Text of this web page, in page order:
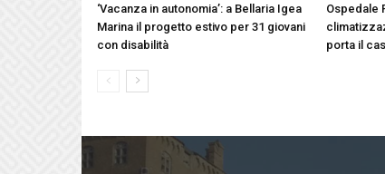
‘Vacanza in autonomia’: a Bellaria Igea
Marina il progetto estivo per 31 giovani
con disabilità
Ospedale
porta il